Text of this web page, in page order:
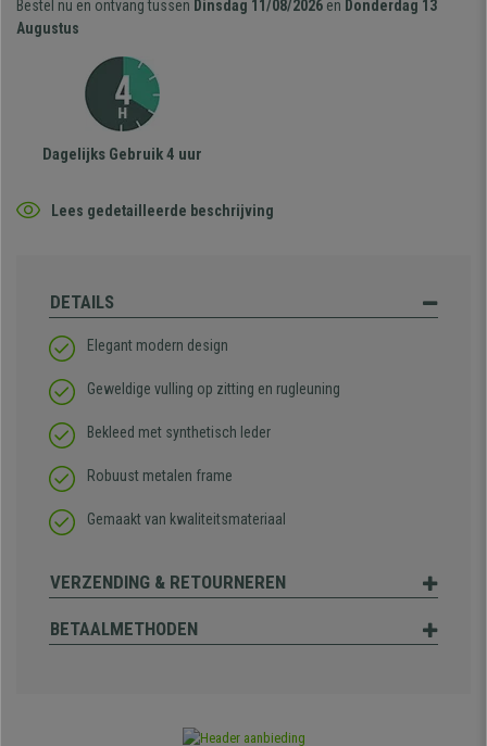
Bestel nu en ontvang tussen Dinsdag 11/08/2026 en Donderdag 13
Augustus
Dagelijks Gebruik 4 uur
Lees gedetailleerde beschrijving
DETAILS
Elegant modern design
Geweldige vulling op zitting en rugleuning
Bekleed met synthetisch leder
Robuust metalen frame
Gemaakt van kwaliteitsmateriaal
VERZENDING & RETOURNEREN
BETAALMETHODEN